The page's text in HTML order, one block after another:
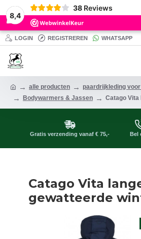
8,4
38 Reviews
LOGIN REGISTREREN WHATSAPP
alle producten
paardrijkleding
Bodywarmers & Jassen
Catago Vita
Gratis verzending vanaf € 75,- Bel
Catago Vita
gewatteerde